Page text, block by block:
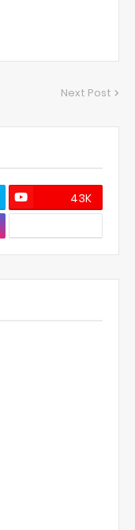
Next Post
43K